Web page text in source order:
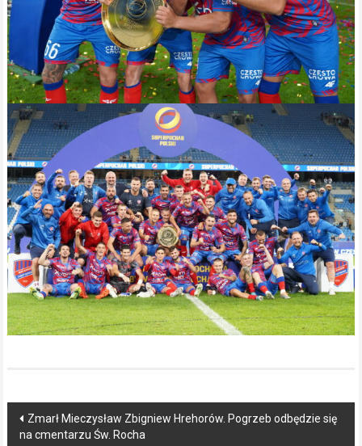
Post
Zmarł Mieczysław Zbigniew Hrehorów. Pogrzeb odbędzie się
na cmentarzu Św. Rocha